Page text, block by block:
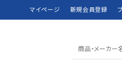
マイページ 新規会員登録